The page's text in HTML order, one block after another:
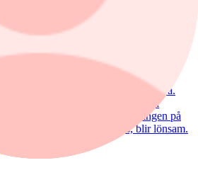
nuggets bli lika
Standard håller hög fart i affärerna.
flera av affärerna kan bli riktiga
då vill det till att just storsatsningen på
av typen chicken nuggets, blir lönsam.